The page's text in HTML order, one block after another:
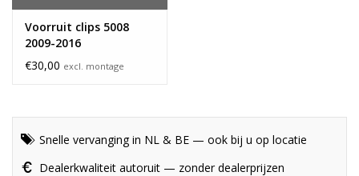
Voorruit clips 5008
2009-2016
€30,00 excl. montage
Snelle vervanging in NL & BE — ook bij u op locatie
Dealerkwaliteit autoruit — zonder dealerprijzen